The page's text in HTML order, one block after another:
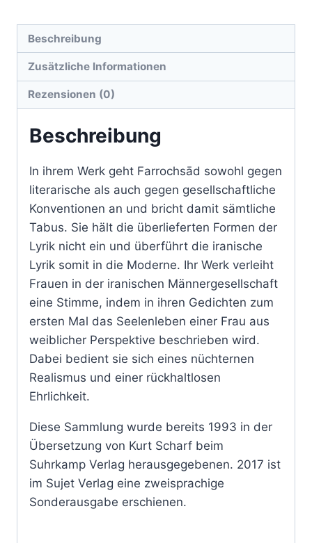
Beschreibung
Zusätzliche Informationen
Rezensionen (0)
Beschreibung
In ihrem Werk geht Farrochsād sowohl gegen
literarische als auch gegen gesellschaftliche
Konventionen an und bricht damit sämtliche
Tabus. Sie hält die überlieferten Formen der
Lyrik nicht ein und überführt die iranische
Lyrik somit in die Moderne. Ihr Werk verleiht
Frauen in der iranischen Männergesellschaft
eine Stimme, indem in ihren Gedichten zum
ersten Mal das Seelenleben einer Frau aus
weiblicher Perspektive beschrieben wird.
Dabei bedient sie sich eines nüchternen
Realismus und einer rückhaltlosen
Ehrlichkeit.
Diese Sammlung wurde bereits 1993 in der
Übersetzung von Kurt Scharf beim
Suhrkamp Verlag herausgegebenen. 2017 ist
im Sujet Verlag eine zweisprachige
Sonderausgabe erschienen.